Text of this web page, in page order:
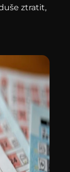
ztratit,